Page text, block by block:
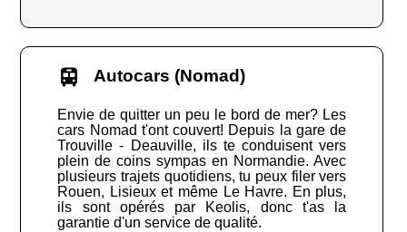
Autocars (Nomad)
Envie de quitter un peu le bord de mer? Les
cars Nomad t'ont couvert! Depuis la gare de
Trouville - Deauville, ils te conduisent vers
plein de coins sympas en Normandie. Avec
plusieurs trajets quotidiens, tu peux filer vers
Rouen, Lisieux et même Le Havre. En plus,
ils sont opérés par Keolis, donc t'as la
garantie d'un service de qualité.